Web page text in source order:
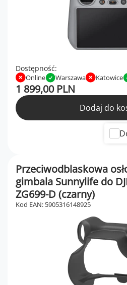
Dostępność:
Online Warszawa Katowice
1 899,00 PLN
Dodaj do
Przeciwodblaskowa
gimbala Sunnylife do
ZG699-D (czarny)
Kod EAN: 5905316148925